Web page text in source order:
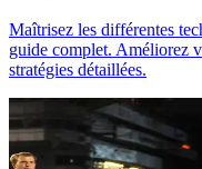
Maîtrisez les différentes
guide complet. Améliorez
stratégies détaillées.